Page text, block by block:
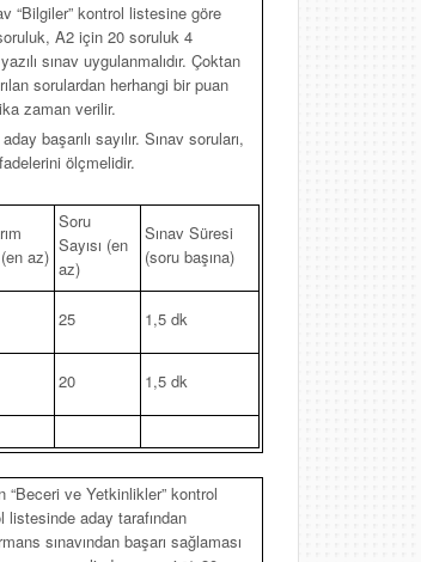
“Bilgiler” kontrol listesine göre
A2 için 20 soruluk 4
sınav uygulanmalıdır. Çoktan
sorulardan herhangi bir puan
zaman verilir.
başarılı sayılır. Sınav soruları,
ölçmelidir.
az)
Soru
Sayısı (en
az)
Sınav Süresi
(soru başına)
25 1,5 dk
20 1,5 dk
“Beceri ve Yetkinlikler” kontrol
aday tarafından
sınavından başarı sağlaması